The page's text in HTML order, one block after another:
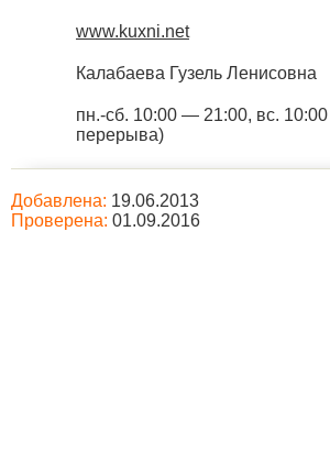
www.kuxni.net
Калабаева Гузель Ленисовна
пн.-сб. 10:00 — 21:00, вс.
перерыва)
Добавлена: 19.06.2013
Проверена: 01.09.2016